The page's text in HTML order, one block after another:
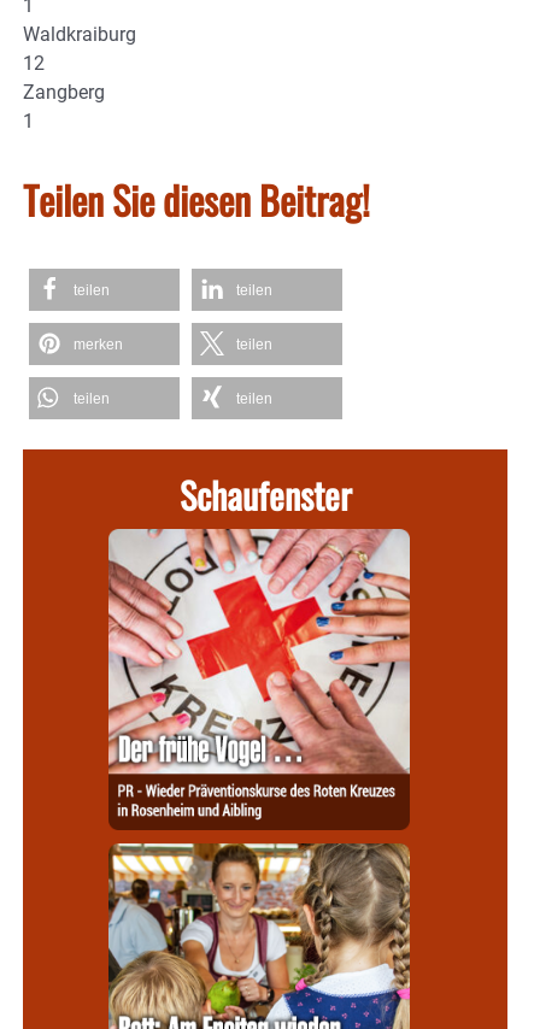
1
Waldkraiburg
12
Zangberg
1
Teilen Sie diesen Beitrag!
teilen teilen
merken teilen
teilen teilen
Schaufenster